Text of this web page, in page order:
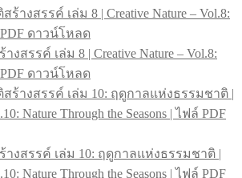
งสรรค์ เล่ม 8 | Creative Nature – Vol.8:
PDF ดาวน์โหลด
างสรรค์ เล่ม 10: ฤดูกาลแห่งธรรมชาติ |
Nature Through the Seasons | ไฟล์ PDF